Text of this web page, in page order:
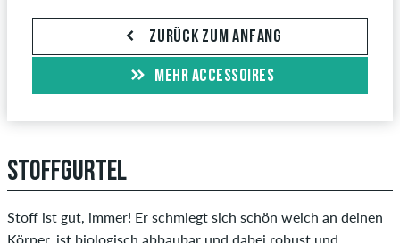
ZURÜCK ZUM ANFANG
MEHR ACCESSOIRES
STOFFGÜRTEL
Stoff ist gut, immer! Er schmiegt sich schön weich an deinen
Körper, ist biologisch abbaubar und dabei robust und